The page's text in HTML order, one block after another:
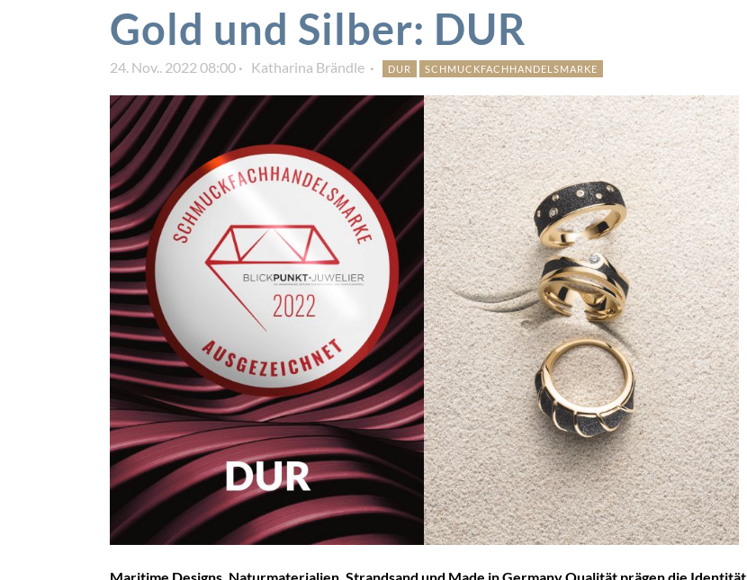
Gold und Silber: DUR
24. Nov.. 2022 08:00 Katharina Brändle DUR SCHMUCKFACHHANDELSMARKE